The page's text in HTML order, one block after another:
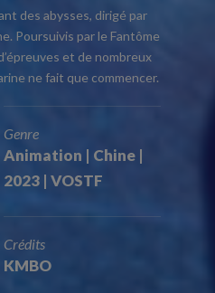
des abysses, dirigé par
Poursuivis par le Fantôme
et de nombreux
ne fait que commencer.
Genre
Animation | Chine |
2023 | VOSTF
Crédits
KMBO